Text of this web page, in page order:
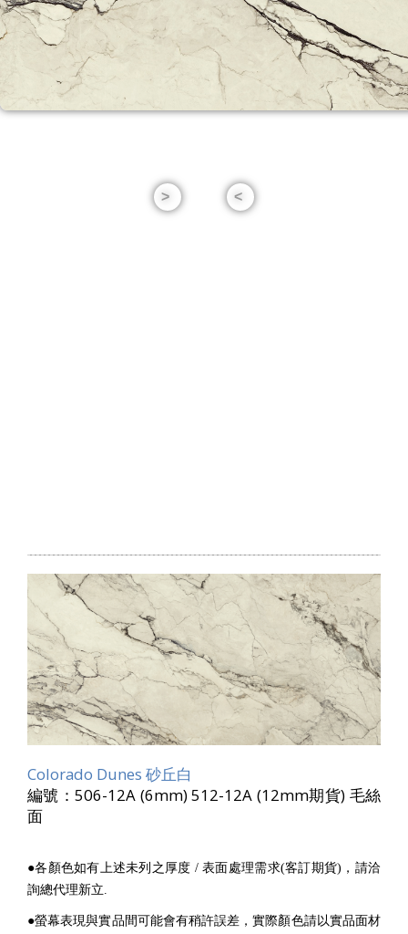
Colorado Dunes 砂丘白
編號：506-12A (6mm) 512-12A (12mm期貨) 毛絲
面
●各顏色如有上述未列之厚度 / 表面處理需求(客訂期貨)，請洽
詢總代理新立.
●螢幕表現與實品間可能會有稍許誤差，實際顏色請以實品面材